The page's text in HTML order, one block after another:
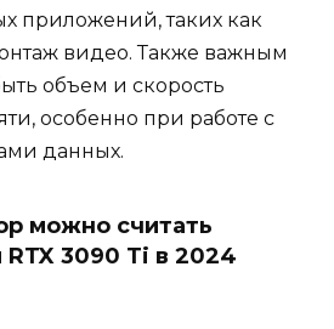
приложений, таких как
видео. Также важным
объем и скорость
особенно при работе с
данных.
можно считать
3090 Ti в 2024